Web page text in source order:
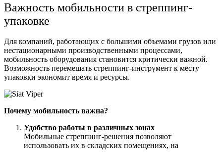
Важность мобильности в стреппинг-
упаковке
Для компаний, работающих с большими объемами грузов или
нестационарными производственными процессами,
мобильность оборудования становится критически важной.
Возможность перемещать стреппинг-инструмент к месту
упаковки экономит время и ресурсы.
Почему мобильность важна?
Удобство работы в различных зонах
Мобильные стреппинг-решения позволяют
использовать их в складских помещениях, на